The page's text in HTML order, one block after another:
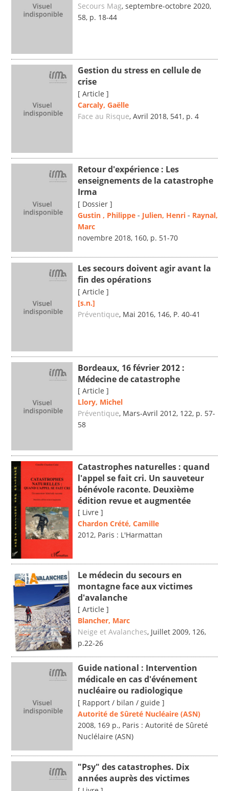
Secours Mag, septembre-octobre 2020,
58, p. 18-44
Gestion du stress en cellule de
crise
[ Article ]
Carcaly, Gaëlle
Face au Risque, Avril 2018, 541, p. 4
Retour d'expérience : Les
enseignements de la catastrophe
Irma
[ Dossier ]
Gustin , Philippe - Julien, Henri - Raynal,
Marc
novembre 2018, 160, p. 51-70
Les secours doivent agir avant la
fin des opérations
[ Article ]
[s.n.]
Préventique, Mai 2016, 146, P. 40-41
Bordeaux, 16 février 2012 :
Médecine de catastrophe
[ Article ]
Llory, Michel
Préventique, Mars-Avril 2012, 122, p. 57-
58
Catastrophes naturelles : quand
l'appel se fait cri. Un sauveteur
bénévole raconte. Deuxième
édition revue et augmentée
[ Livre ]
Chardon Crété, Camille
2012, Paris : L'Harmattan
Le médecin du secours en
montagne face aux victimes
d'avalanche
[ Article ]
Blancher, Marc
Neige et Avalanches, Juillet 2009, 126,
p.22-26
Guide national : Intervention
médicale en cas d'événement
nucléaire ou radiologique
[ Rapport / bilan / guide ]
Autorité de Sûreté Nucléaire (ASN)
2008, 169 p., Paris : Autorité de Sûreté
Nuclélaire (ASN)
"Psy" des catastrophes. Dix
années auprès des victimes